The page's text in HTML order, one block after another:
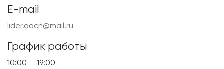
E-mail
lider.dach@mail.ru
График работы
10:00 — 19:00